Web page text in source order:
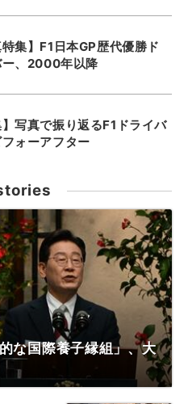
特集】F1日本GP歴代優勝ド
ー、2000年以降
】写真で振り返るF1ドライバ
ォーアフター
な国際養子縁組」、大